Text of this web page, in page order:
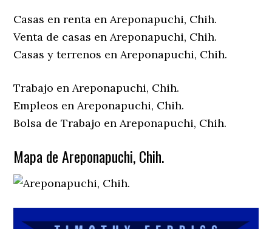
Casas en renta en Areponapuchi, Chih.
Venta de casas en Areponapuchi, Chih.
Casas y terrenos en Areponapuchi, Chih.
Trabajo en Areponapuchi, Chih.
Empleos en Areponapuchi, Chih.
Bolsa de Trabajo en Areponapuchi, Chih.
Mapa de Areponapuchi, Chih.